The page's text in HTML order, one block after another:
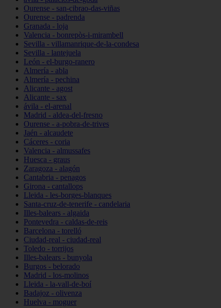
Ourense - san-cibrao-das-viñas
Ourense - padrenda
Granada - loja
Valencia - bonrepòs-i-mirambell
Sevilla - villamanrique-de-la-condesa
Sevilla - lantejuela
León - el-burgo-ranero
Almería - abla
Almería - pechina
Alicante - agost
Alicante - sax
ávila - el-arenal
Madrid - aldea-del-fresno
Ourense - a-pobra-de-trives
Jaén - alcaudete
Cáceres - coria
Valencia - almussafes
Huesca - graus
Zaragoza - alagón
Cantabria - penagos
Girona - cantallops
Lleida - les-borges-blanques
Santa-cruz-de-tenerife - candelaria
Illes-balears - algaida
Pontevedra - caldas-de-reis
Barcelona - torelló
Ciudad-real - ciudad-real
Toledo - torrijos
Illes-balears - bunyola
Burgos - belorado
Madrid - los-molinos
Lleida - la-vall-de-boí
Badajoz - olivenza
Huelva - moguer